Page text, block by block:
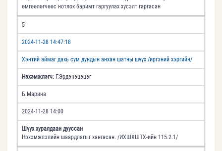
өмгөөлөгчөөс нотлох баримт гаргуулах хүсэлт гаргасан
5
2024-11-28 14:47:18
Хэнтий аймаг дахь сум дундын анхан шатны шүүх /иргэний хэргийн/
Нэхэмжлэгч: Г.Эрдэнэцэцэг
Б.Марина
2024-11-28 14:00
Шүүх хуралдаан дууссан
Нэхэмжлэлийн шаардлагыг хангасан. /ИХШХШТХ-ийн 115.2.1/